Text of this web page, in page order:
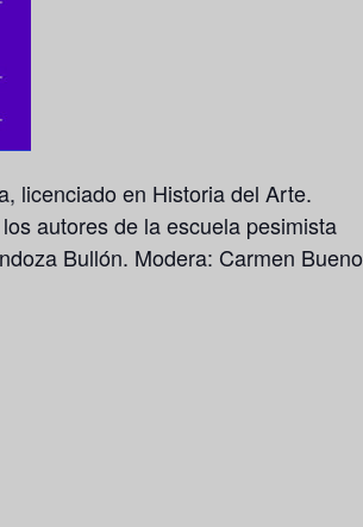
licenciado en Historia del Arte.
autores de la escuela pesimista
Bullón. Modera: Carmen Bueno